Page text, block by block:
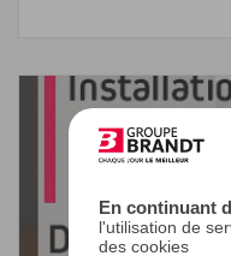
En continuant
l'utilisation de
des cookies